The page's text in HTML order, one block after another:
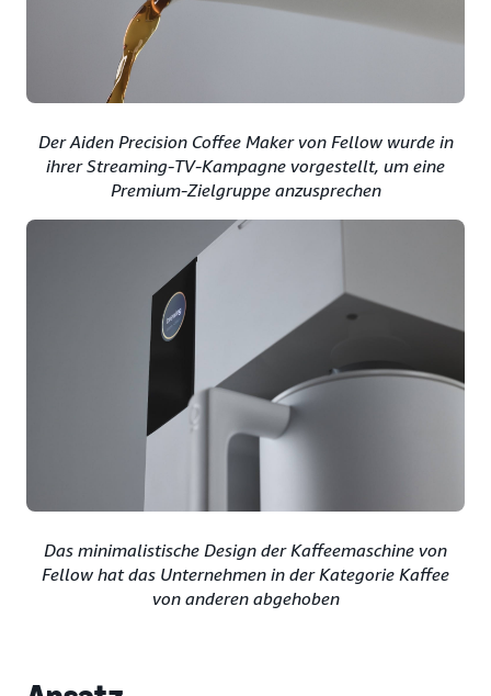
Der Aiden Precision Coffee Maker von Fellow wurde in
ihrer Streaming-TV-Kampagne vorgestellt, um eine
Premium-Zielgruppe anzusprechen
Das minimalistische Design der Kaffeemaschine von
Fellow hat das Unternehmen in der Kategorie Kaffee
von anderen abgehoben